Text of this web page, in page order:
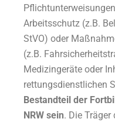
Arbeitsschutz (z.B.
StVO) oder
(z.B.
Medizingeräte oder
rettungsdienstlichen
Bestandteil der
NRW sein. Die Träger